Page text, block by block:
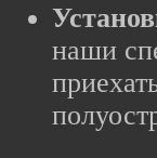
наши